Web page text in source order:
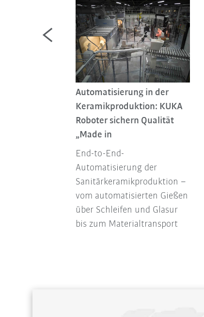
Automatisierung in der
Keramikproduktion: KUKA
Roboter sichern Qualität
„Made in
End-to-End-
Automatisierung der
Sanitärkeramikproduktion –
vom automatisierten Gießen
über Schleifen und Glasur
bis zum Materialtransport